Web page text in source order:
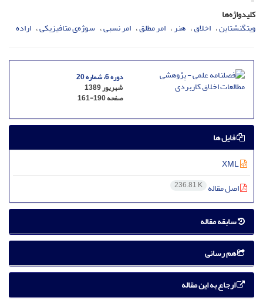
کلیدواژه‌ها
ویتگنشتاین اخلاق هنر امر مطلق امر نسبی سوژه‌ی متافیزیکی اراده
دوره 6، شماره 20
شهریور 1389
صفحه161-190
فایل ها
اصل مقاله 236.81 K
سابقه مقاله
هم رسانی
ارجاع به این مقاله